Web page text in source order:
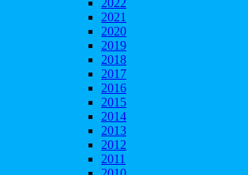
2021
2020
2019
2018
2017
2016
2015
2014
2013
2012
2011